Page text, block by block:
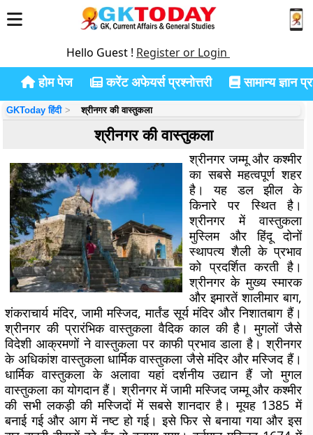
Hello Guest ! Register or Login
होम पेज करेंट अफेयर्स प्रश्नोत्तरी सामान्य ज्ञान
GKToday हिंदी श्रीनगर की वास्तुकला
श्रीनगर की वास्तुकला
श्रीनगर जम्मू और कश्मीर
का सबसे महत्वपूर्ण शहर
है। यह डल झील के
किनारे पर स्थित है।
श्रीनगर में वास्तुकला
मुस्लिम और हिंदू दोनों
स्थापत्य शैली के प्रभाव
को प्रदर्शित करती है।
श्रीनगर के मुख्य स्मारक
और इमारतें शालीमार बाग,
शंकराचार्य मंदिर, जामी मस्जिद, मार्तंड सूर्य मंदिर और निशातबाग हैं।
श्रीनगर की प्रारंभिक वास्तुकला वैदिक काल की है। मुगलों जैसे
विदेशी आक्रमणों ने वास्तुकला पर काफी प्रभाव डाला है। श्रीनगर
के अधिकांश वास्तुकला धार्मिक वास्तुकला जैसे मंदिर और मस्जिद हैं।
धार्मिक वास्तुकला के अलावा यहां दर्शनीय उद्यान हैं जो मुगल
वास्तुकला का योगदान हैं। श्रीनगर में जामी मस्जिद जम्मू और कश्मीर
की सभी लकड़ी की मस्जिदों में सबसे शानदार है। मूयह 1385 में
बनाई गई और आग में नष्ट हो गई। इसे फिर से बनाया गया और इस